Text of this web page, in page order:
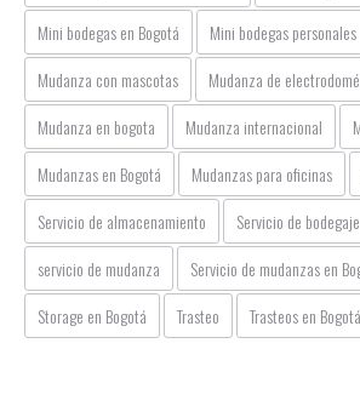
Mini bodegas en Bogotá
Mini bodegas personales
Mudanza con mascotas
Mudanza de
Mudanza en bogota
Mudanza internacional
Mudanzas en Bogotá
Mudanzas para oficinas
Servicio de almacenamiento
Servicio de bodegaje
servicio de mudanza
Servicio de mudanzas en
Storage en Bogotá
Trasteo Trasteos en Bogotá